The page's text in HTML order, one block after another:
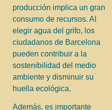
producción implica un gran
consumo de recursos. Al
elegir agua del grifo, los
ciudadanos de Barcelona
pueden contribuir a la
sostenibilidad del medio
ambiente y disminuir su
huella ecológica.
Además, es importante